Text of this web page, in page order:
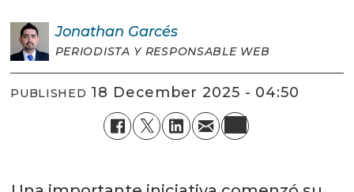
Jonathan Garcés
PERIODISTA Y RESPONSABLE WEB
PUBLISHED 18 December 2025 - 04:50